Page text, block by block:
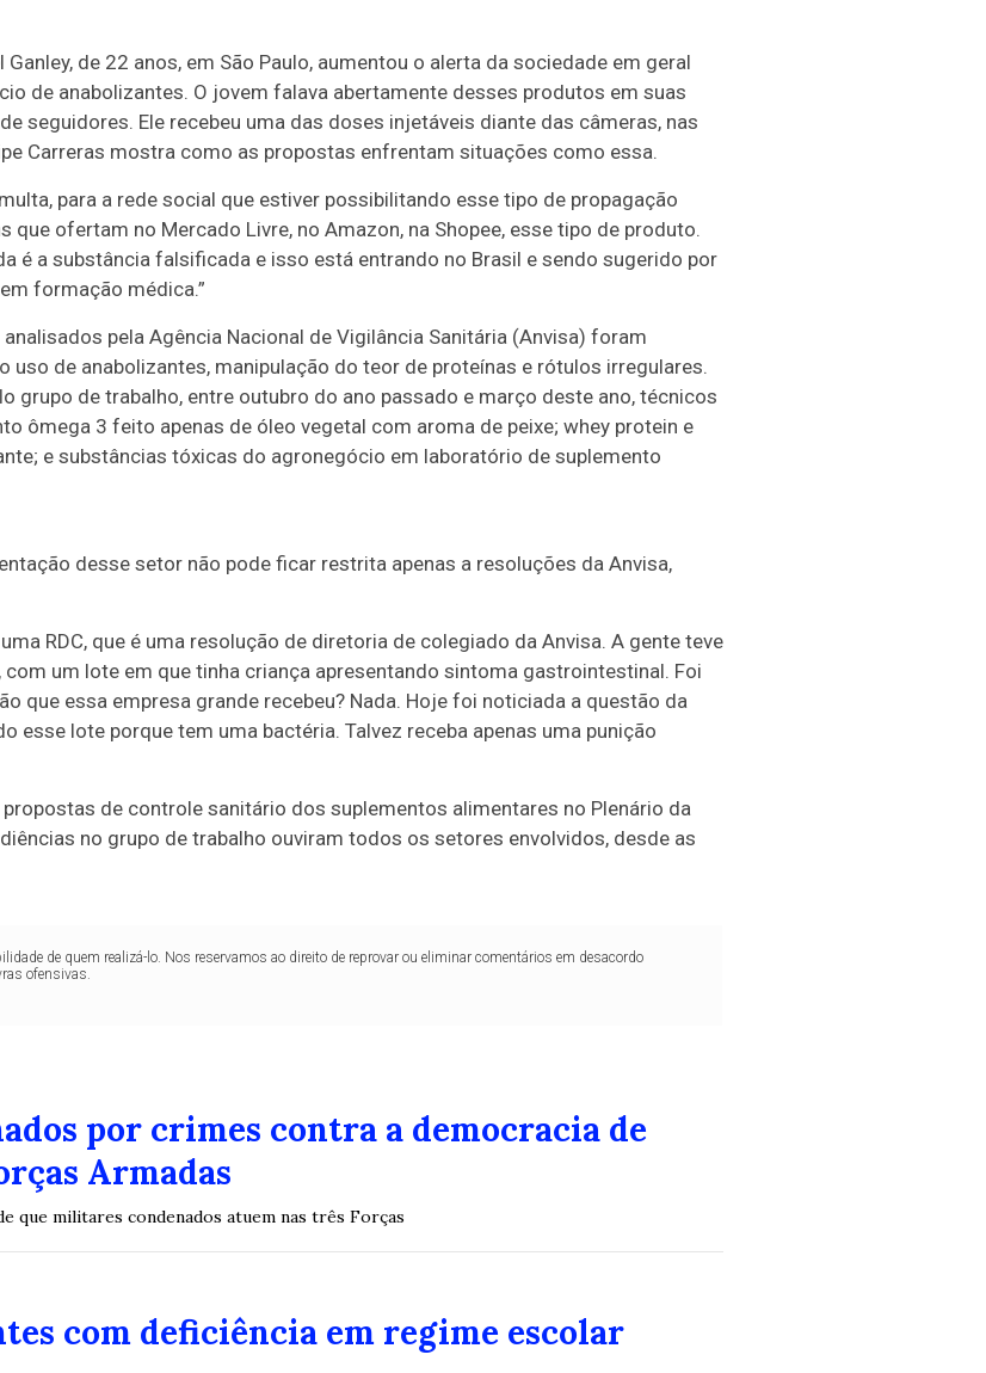
de 22 anos, em São Paulo, aumentou o alerta da sociedade em geral
de anabolizantes. O jovem falava abertamente desses produtos em suas
seguidores. Ele recebeu uma das doses injetáveis diante das câmeras, nas
Carreras mostra como as propostas enfrentam situações como essa.
para a rede social que estiver possibilitando esse tipo de propagação
ofertam no Mercado Livre, no Amazon, na Shopee, esse tipo de produto.
é a substância falsificada e isso está entrando no Brasil e sendo sugerido por
formação médica.”
pela Agência Nacional de Vigilância Sanitária (Anvisa) foram
uso de anabolizantes, manipulação do teor de proteínas e rótulos irregulares.
grupo de trabalho, entre outubro do ano passado e março deste ano, técnicos
ômega 3 feito apenas de óleo vegetal com aroma de peixe; whey protein e
e substâncias tóxicas do agronegócio em laboratório de suplemento
desse setor não pode ficar restrita apenas a resoluções da Anvisa,
RDC, que é uma resolução de diretoria de colegiado da Anvisa. A gente teve
um lote em que tinha criança apresentando sintoma gastrointestinal. Foi
que essa empresa grande recebeu? Nada. Hoje foi noticiada a questão da
esse lote porque tem uma bactéria. Talvez receba apenas uma punição
de controle sanitário dos suplementos alimentares no Plenário da
no grupo de trabalho ouviram todos os setores envolvidos, desde as
de quem realizá-lo. Nos reservamos ao direito de reprovar ou eliminar comentários em desacordo
ofensivas.
por crimes contra a democracia de
Armadas
que militares condenados atuem nas três Forças
com deficiência em regime escolar